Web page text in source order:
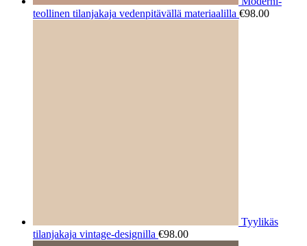
teollinen tilanjakaja vedenpitävällä materiaalilla €98.00
Tyylikäs
tilanjakaja vintage-designilla €98.00